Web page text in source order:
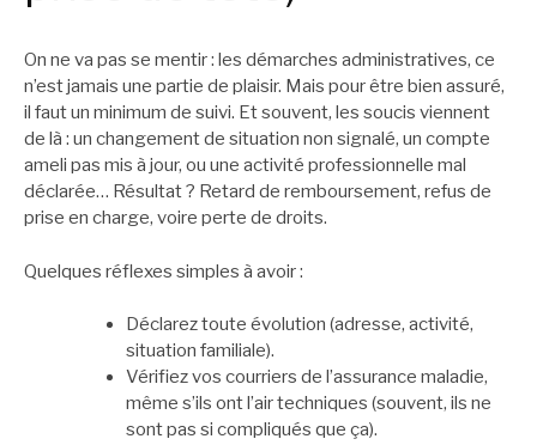
On ne va pas se mentir : les démarches administratives, ce
n’est jamais une partie de plaisir. Mais pour être bien assuré,
il faut un minimum de suivi. Et souvent, les soucis viennent
de là : un changement de situation non signalé, un compte
ameli pas mis à jour, ou une activité professionnelle mal
déclarée… Résultat ? Retard de remboursement, refus de
prise en charge, voire perte de droits.
Quelques réflexes simples à avoir :
Déclarez toute évolution (adresse, activité,
situation familiale).
Vérifiez vos courriers de l’assurance maladie,
même s’ils ont l’air techniques (souvent, ils ne
sont pas si compliqués que ça).